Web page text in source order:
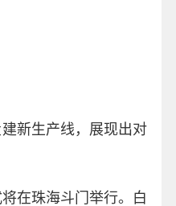
新生产线，展现出对
在珠海斗门举行。白